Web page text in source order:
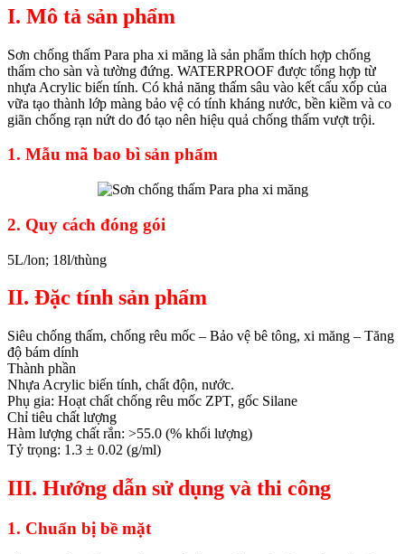
I. Mô tả sản phẩm
Sơn chống thấm Para pha xi măng là sản phẩm thích hợp chống
thấm cho sàn và tường đứng. WATERPROOF được tổng hợp từ
nhựa Acrylic biến tính. Có khả năng thấm sâu vào kết cấu xốp của
vữa tạo thành lớp màng bảo vệ có tính kháng nước, bền kiềm và co
giãn chống rạn nứt do đó tạo nên hiệu quả chống thấm vượt trội.
1. Mẫu mã bao bì sản phẩm
2. Quy cách đóng gói
5L/lon; 18l/thùng
II. Đặc tính sản phẩm
Siêu chống thấm, chống rêu mốc – Bảo vệ bê tông, xi măng – Tăng
độ bám dính
Thành phần
Nhựa Acrylic biến tính, chất độn, nước.
Phụ gia: Hoạt chất chống rêu mốc ZPT, gốc Silane
Chỉ tiêu chất lượng
Hàm lượng chất rắn: >55.0 (% khối lượng)
Tỷ trọng: 1.3 ± 0.02 (g/ml)
III. Hướng dẫn sử dụng và thi công
1. Chuẩn bị bề mặt